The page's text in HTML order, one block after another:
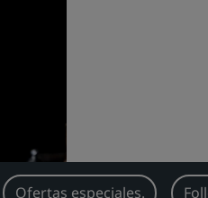
Ofertas especiales.